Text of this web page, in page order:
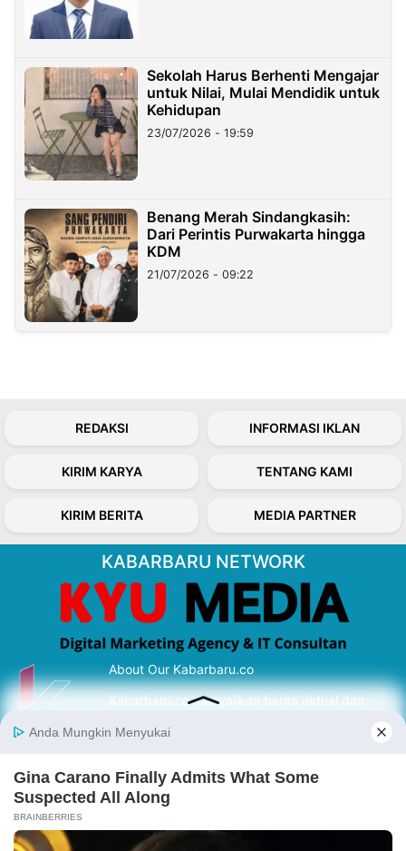
Sekolah Harus Berhenti Mengajar
untuk Nilai, Mulai Mendidik untuk
Kehidupan
23/07/2026 - 19:59
Benang Merah Sindangkasih:
Dari Perintis Purwakarta hingga
KDM
21/07/2026 - 09:22
REDAKSI INFORMASI IKLAN
KIRIM KARYA TENTANG KAMI
KIRIM BERITA MEDIA PARTNER
KABARBARU NETWORK
About Our Kabarbaru.co
Kabarbaru.co menyajikan berita aktual dan
serta terverifikasi dari sumber yang tepat.
Follow Kabarbaru